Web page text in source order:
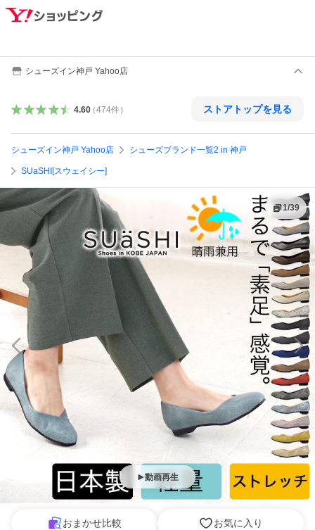
シューズイン神戸 Yahoo店
4.60（474件） ストアトップを見る
シューズイン神戸 Yahoo店 シューズブランド一覧2 in 神戸
SUaSHI[スウェイシー]
動画再生
1/39
おまかせ比較 お気に入り